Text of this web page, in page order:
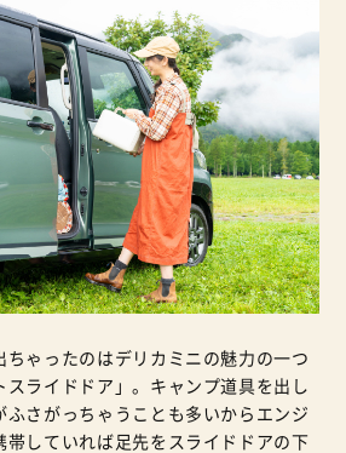
ちゃったのはデリカミニの魅力の一つ
スライドドア」。キャンプ道具を出し
ふさがっちゃうことも多いからエンジ
帯していれば足先をスライドドアの下